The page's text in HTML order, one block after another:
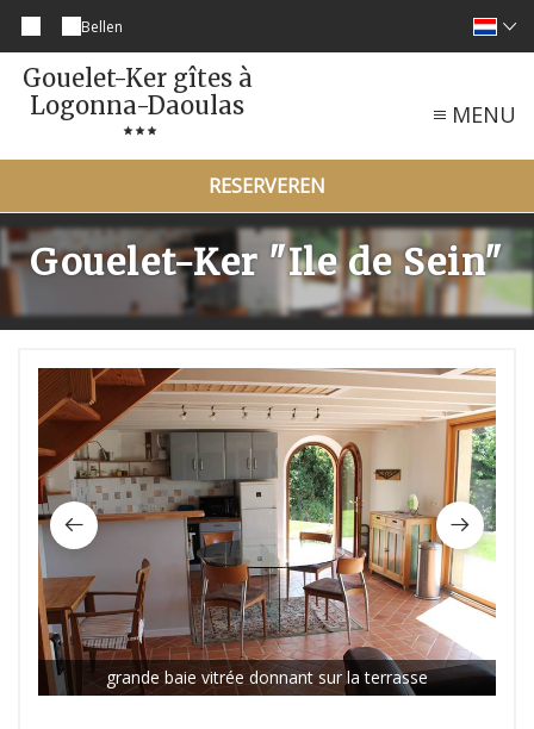
Bellen
Gouelet-Ker gîtes à
Logonna-Daoulas
MENU
RESERVEREN
Gouelet-Ker "Ile de Sein"
grande baie vitrée donnant sur la terrasse